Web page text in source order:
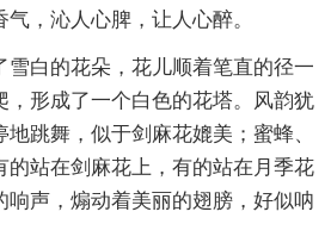
，沁人心脾，让人心醉。
雪白的花朵，花儿顺着笔直的径一
，形成了一个白色的花塔。风韵犹
跳舞，似于剑麻花媲美；蜜蜂、
的站在剑麻花上，有的站在月季花
响声，煽动着美丽的翅膀，好似呐